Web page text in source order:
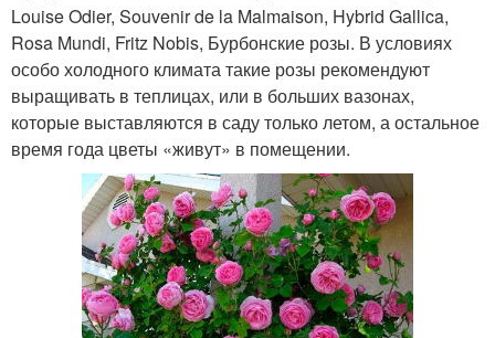
Louise Odier, Souvenir de la Malmaison, Hybrid Gallica,
Rosa Mundi, Fritz Nobis, Бурбонские розы. В условиях
особо холодного климата такие розы рекомендуют
выращивать в теплицах, или в больших вазонах,
которые выставляются в саду только летом, а остальное
время года цветы «живут» в помещении.